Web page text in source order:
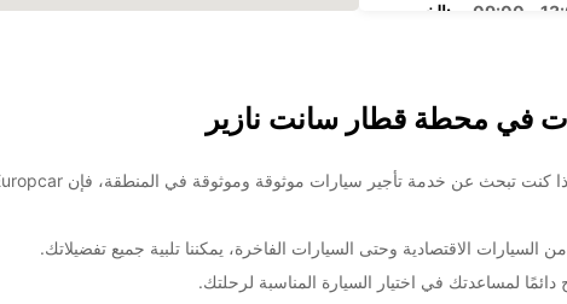
الخميس:
09:00 -
18:01 -
19:01 -
09:00 -
14:00 -
13:01 -
19:01 -
في محطة قطار سانت نازير
الاقتصادية وحتى السيارات الفاخرة، يمكننا تلبية جميع تفضيلاتك.
لمساعدتك في اختيار السيارة المناسبة لرحلتك.